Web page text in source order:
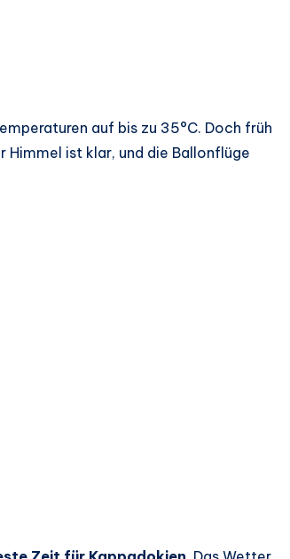
auf bis zu 35°C. Doch früh
Himmel ist klar, und die Ballonflüge